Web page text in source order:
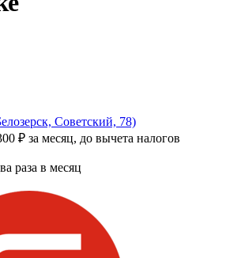
Советский, 78)
₽ за месяц, до вычета налогов
раза в месяц